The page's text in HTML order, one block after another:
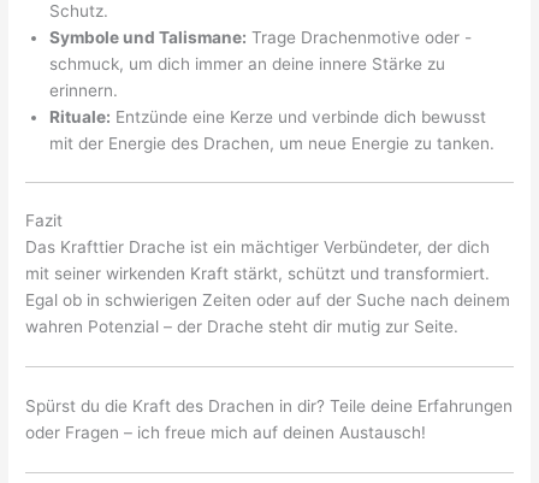
Schutz.
Symbole und Talismane: Trage Drachenmotive oder -
schmuck, um dich immer an deine innere Stärke zu
erinnern.
Rituale: Entzünde eine Kerze und verbinde dich bewusst
mit der Energie des Drachen, um neue Energie zu tanken.
Fazit
Das Krafttier Drache ist ein mächtiger Verbündeter, der dich
mit seiner wirkenden Kraft stärkt, schützt und transformiert.
Egal ob in schwierigen Zeiten oder auf der Suche nach deinem
wahren Potenzial – der Drache steht dir mutig zur Seite.
Spürst du die Kraft des Drachen in dir? Teile deine Erfahrungen
oder Fragen – ich freue mich auf deinen Austausch!